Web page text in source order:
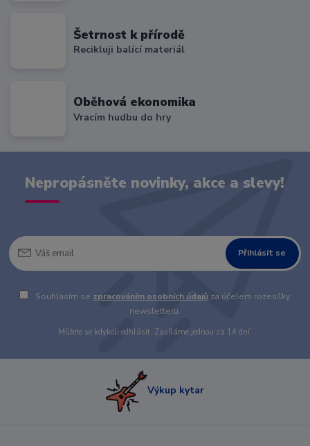
Šetrnost k přírodě
Recikluji balící materiál
Oběhová ekonomika
Vracím hudbu do hry
Nepropásněte novinky, akce a slevy!
Přihlásit se
Souhlasím se zpracováním osobních údajů za účelem rozesílky
newsletteru.
Můžete se kdykoli odhlásit. Zasíláme jednou za 14 dní.
Výkup kytar